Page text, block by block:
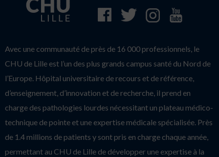
Avec une communauté de près de 16 000 professionnels, le
CHU de Lille est l’un des plus grands campus santé du Nord de
l’Europe. Hôpital universitaire de recours et de référence,
d’enseignement, d’innovation et de recherche, il prend en
charge des pathologies lourdes nécessitant un plateau médico-
technique de pointe et une expertise médicale spécialisée. Près
de 1.4 millions de patients y sont pris en charge chaque année,
permettant au CHU de Lille de développer une expertise à la